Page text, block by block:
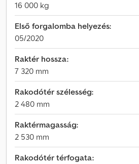
16 000 kg
Első forgalomba helyezés:
05/2020
Raktér hossza:
7 320 mm
Rakodótér szélesség:
2 480 mm
Raktérmagasság:
2 530 mm
Rakodótér térfogata: